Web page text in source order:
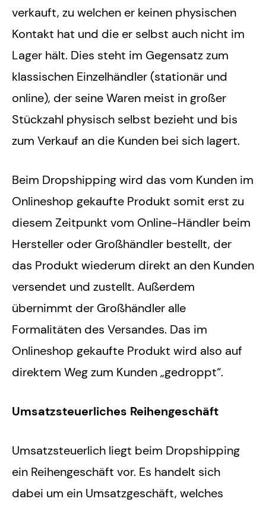
verkauft, zu welchen er keinen physischen
Kontakt hat und die er selbst auch nicht im
Lager hält. Dies steht im Gegensatz zum
klassischen Einzelhändler (stationär und
online), der seine Waren meist in großer
Stückzahl physisch selbst bezieht und bis
zum Verkauf an die Kunden bei sich lagert.
Beim Dropshipping wird das vom Kunden im
Onlineshop gekaufte Produkt somit erst zu
diesem Zeitpunkt vom Online-Händler beim
Hersteller oder Großhändler bestellt, der
das Produkt wiederum direkt an den Kunden
versendet und zustellt. Außerdem
übernimmt der Großhändler alle
Formalitäten des Versandes. Das im
Onlineshop gekaufte Produkt wird also auf
direktem Weg zum Kunden „gedroppt“.
Umsatzsteuerliches Reihengeschäft
Umsatzsteuerlich liegt beim Dropshipping
ein Reihengeschäft vor. Es handelt sich
dabei um ein Umsatzgeschäft, welches